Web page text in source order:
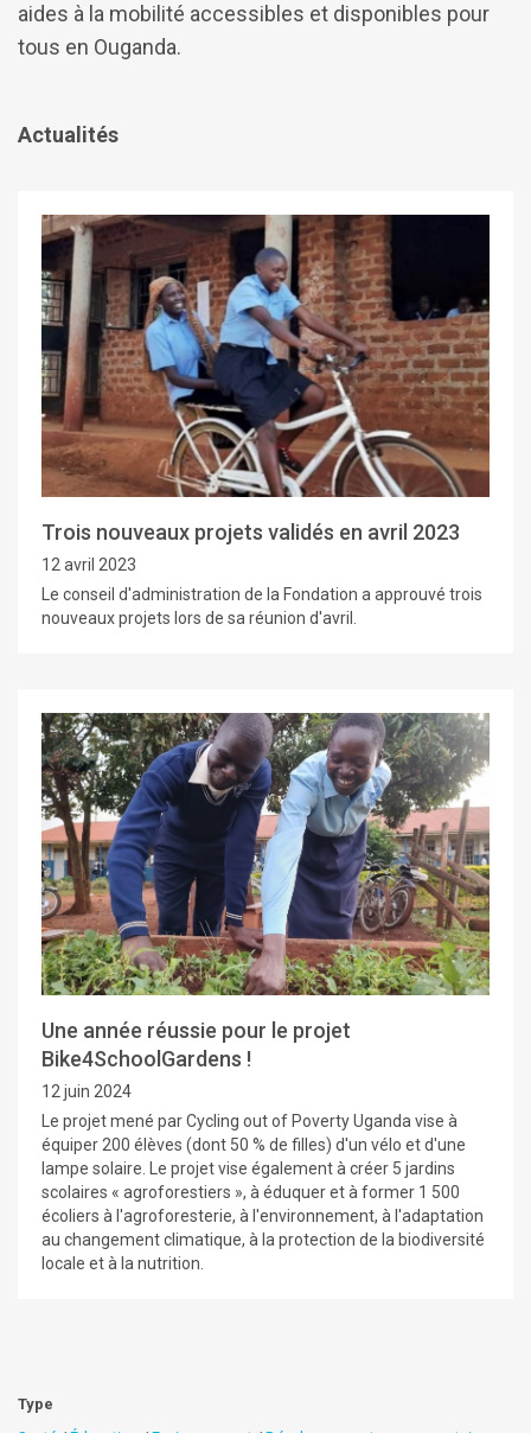
aides à la mobilité accessibles et disponibles pour
tous en Ouganda.
Actualités
Trois nouveaux projets validés en avril 2023
12 avril 2023
Le conseil d'administration de la Fondation a approuvé trois
nouveaux projets lors de sa réunion d'avril.
Une année réussie pour le projet
Bike4SchoolGardens !
12 juin 2024
Le projet mené par Cycling out of Poverty Uganda vise à
équiper 200 élèves (dont 50 % de filles) d'un vélo et d'une
lampe solaire. Le projet vise également à créer 5 jardins
scolaires « agroforestiers », à éduquer et à former 1 500
écoliers à l'agroforesterie, à l'environnement, à l'adaptation
au changement climatique, à la protection de la biodiversité
locale et à la nutrition.
Type